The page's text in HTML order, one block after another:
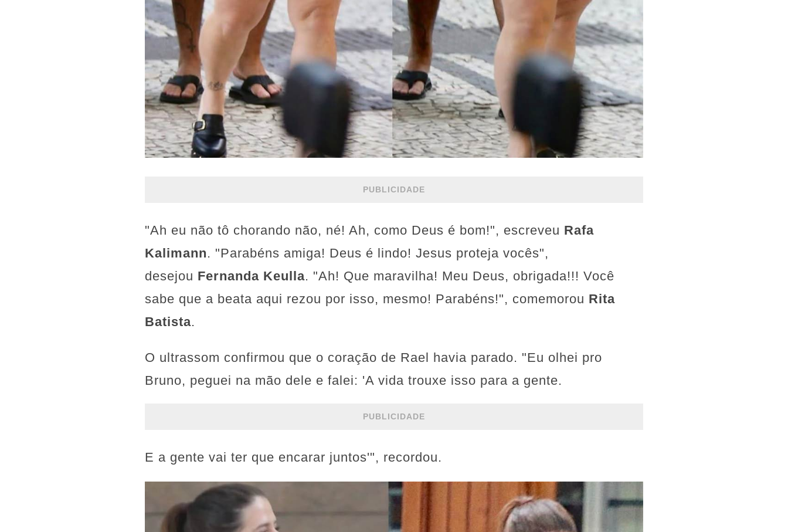
PUBLICIDADE
"Ah eu não tô chorando não, né! Ah, como Deus é bom!", escreveu Rafa
Kalimann. "Parabéns amiga! Deus é lindo! Jesus proteja vocês",
desejou Fernanda Keulla. "Ah! Que maravilha! Meu Deus, obrigada!!! Você
sabe que a beata aqui rezou por isso, mesmo! Parabéns!", comemorou Rita
Batista.
O ultrassom confirmou que o coração de Rael havia parado. "Eu olhei pro
Bruno, peguei na mão dele e falei: 'A vida trouxe isso para a gente.
PUBLICIDADE
E a gente vai ter que encarar juntos'", recordou.